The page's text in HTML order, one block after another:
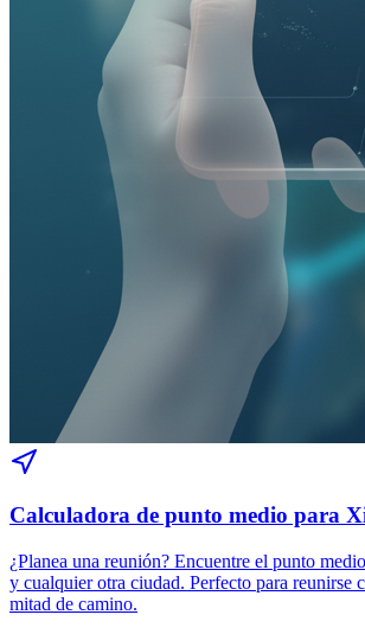
Calculadora de punto medio para
¿Planea una reunión? Encuentre el punto
y cualquier otra ciudad. Perfecto para reunirse
mitad de camino.